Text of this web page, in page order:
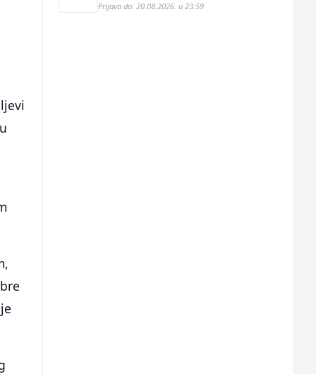
Prijava do: 20.08.2026. u 23:59